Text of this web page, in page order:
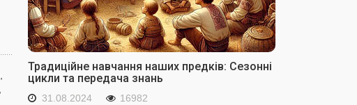
Традиційне навчання наших предків: Сезонні
цикли та передача знань
31.08.2024 16982